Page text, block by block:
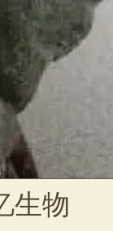
生物